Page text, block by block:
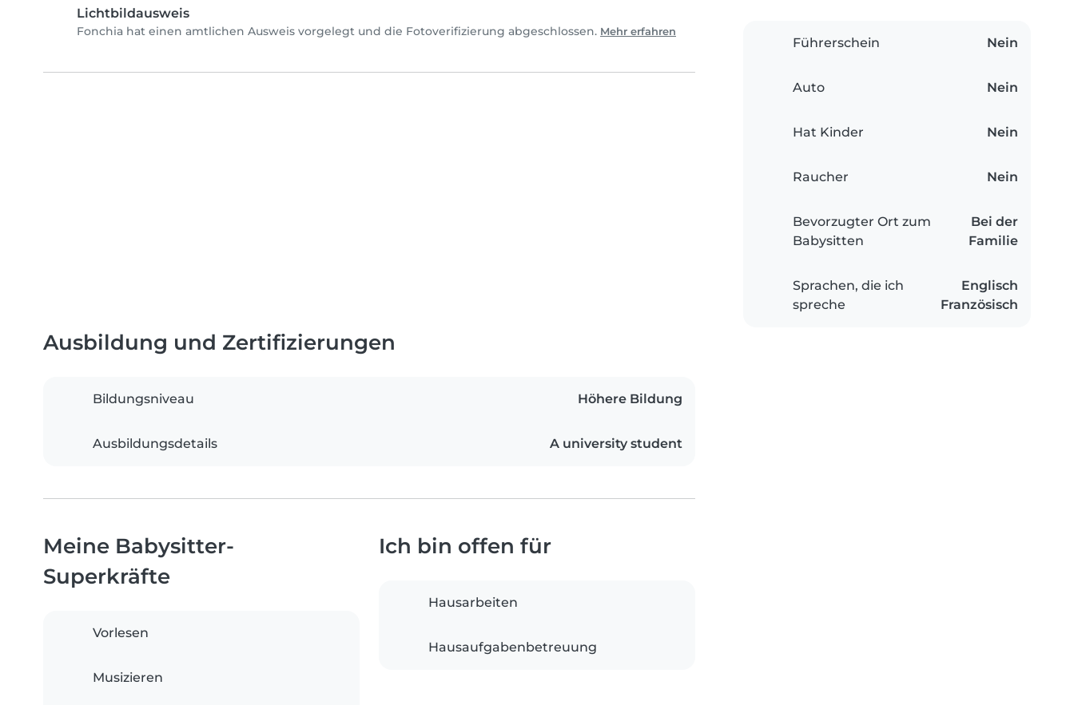
Lichtbildausweis
Fonchia hat einen amtlichen Ausweis vorgelegt und die Fotoverifizierung abgeschlossen. Mehr erfahren
Führerschein Nein
Auto Nein
Hat Kinder Nein
Raucher Nein
Bevorzugter Ort zum
Babysitten
Bei der
Familie
Sprachen, die ich
spreche
Englisch
Französisch
Ausbildung und Zertifizierungen
Bildungsniveau Höhere Bildung
Ausbildungsdetails A university student
Meine Babysitter-
Superkräfte
Vorlesen
Musizieren
Ich bin offen für
Hausarbeiten
Hausaufgabenbetreuung